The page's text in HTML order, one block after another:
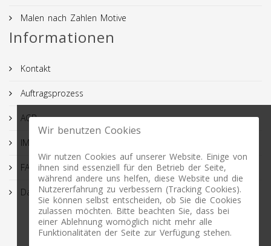
Malen nach Zahlen Motive
Informationen
Kontakt
Auftragsprozess
AGB
IMPRESSUM
FAQ
Datenschutz
Wir benutzen Cookies
Wir nutzen Cookies auf unserer Website. Einige von
ihnen sind essenziell für den Betrieb der Seite,
während andere uns helfen, diese Website und die
Nutzererfahrung zu verbessern (Tracking Cookies).
Sie können selbst entscheiden, ob Sie die Cookies
zulassen möchten. Bitte beachten Sie, dass bei
einer Ablehnung womöglich nicht mehr alle
Funktionalitäten der Seite zur Verfügung stehen.